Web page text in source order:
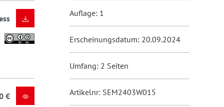
€
Auflage: 1
Erscheinungsdatum: 20.09.2024
Umfang: 2 Seiten
Artikelnr: SEM2403W015